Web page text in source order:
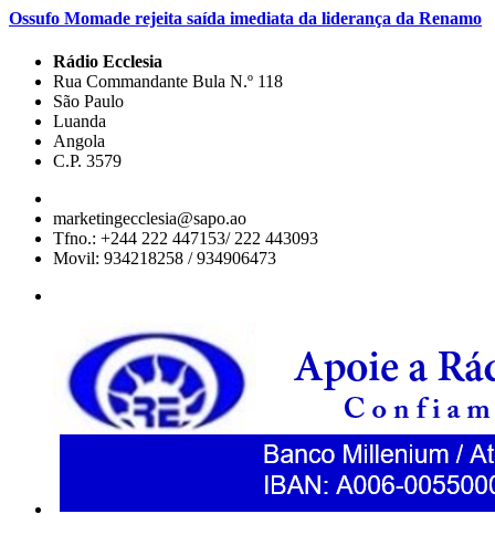
Ossufo Momade rejeita saída imediata da liderança da Renamo
Rádio Ecclesia
Rua Commandante Bula N.º 118
São Paulo
Luanda
Angola
C.P. 3579
marketingecclesia@sapo.ao
Tfno.: +244 222 447153/ 222 443093
Movil: 934218258 / 934906473